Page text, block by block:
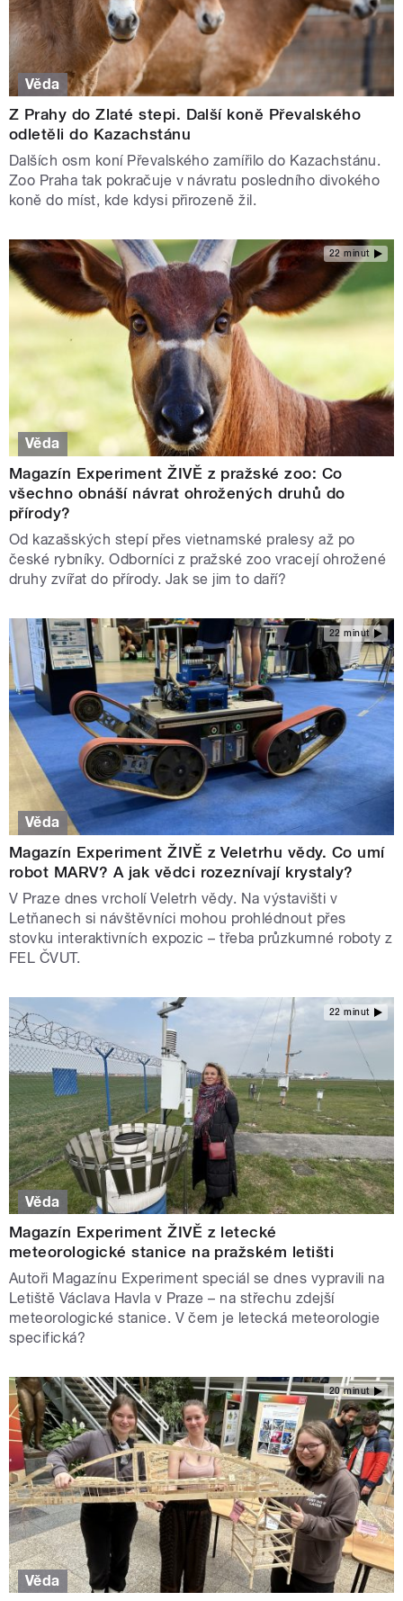
Věda
Z Prahy do Zlaté stepi. Další koně Převalského
odletěli do Kazachstánu
Dalších osm koní Převalského zamířilo do Kazachstánu.
Zoo Praha tak pokračuje v návratu posledního divokého
koně do míst, kde kdysi přirozeně žil.
22 minut
Věda
Magazín Experiment ŽIVĚ z pražské zoo: Co
všechno obnáší návrat ohrožených druhů do
přírody?
Od kazašských stepí přes vietnamské pralesy až po
české rybníky. Odborníci z pražské zoo vracejí ohrožené
druhy zvířat do přírody. Jak se jim to daří?
22 minut
Věda
Magazín Experiment ŽIVĚ z Veletrhu vědy. Co umí
robot MARV? A jak vědci rozeznívají krystaly?
V Praze dnes vrcholí Veletrh vědy. Na výstavišti v
Letňanech si návštěvníci mohou prohlédnout přes
stovku interaktivních expozic – třeba průzkumné roboty z
FEL ČVUT.
22 minut
Věda
Magazín Experiment ŽIVĚ z letecké
meteorologické stanice na pražském letišti
Autoři Magazínu Experiment speciál se dnes vypravili na
Letiště Václava Havla v Praze – na střechu zdejší
meteorologické stanice. V čem je letecká meteorologie
specifická?
20 minut
Věda